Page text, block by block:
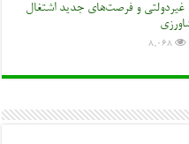
غیردولتی و فرصت‌های جدید اشتغال
8,068